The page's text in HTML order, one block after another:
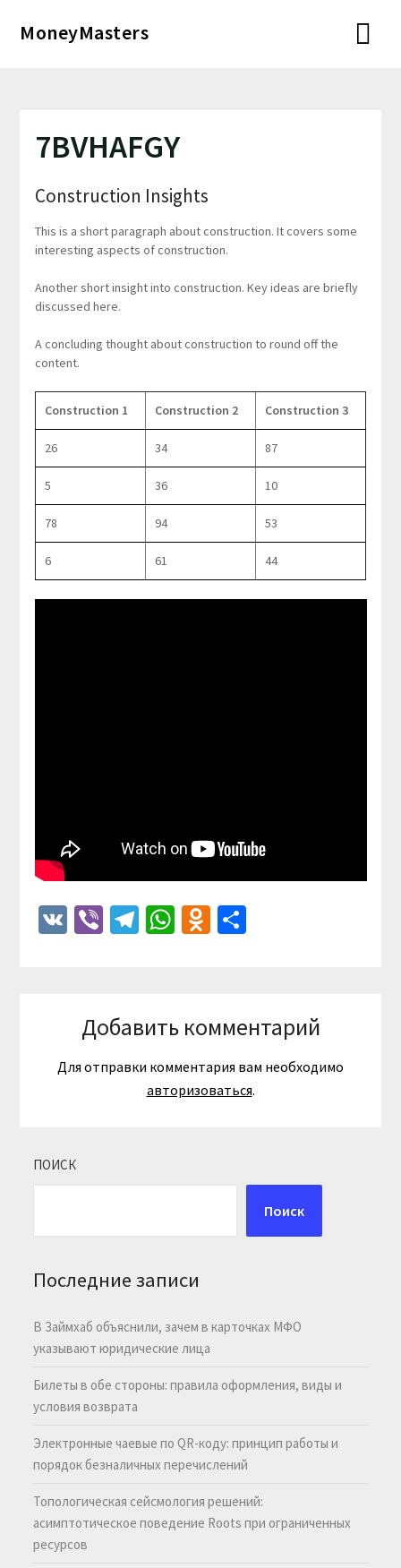
MoneyMasters
7BVHAFGY
Construction Insights
This is a short paragraph about construction. It covers some
interesting aspects of construction.
Another short insight into construction. Key ideas are briefly
discussed here.
A concluding thought about construction to round off the
content.
Construction 1 Construction 2 Construction 3
26 34 87
5 36 10
78 94 53
6 61 44
VKViberTelegram
WhatsApp
Odnoklassniki
Отправить
Добавить комментарий
Для отправки комментария вам необходимо
авторизоваться.
ПОИСК
Поиск
Последние записи
В Займхаб объяснили, зачем в карточках МФО
указывают юридические лица
Билеты в обе стороны: правила оформления, виды и
условия возврата
Электронные чаевые по QR-коду: принцип работы и
порядок безналичных перечислений
Топологическая сейсмология решений:
асимптотическое поведение Roots при ограниченных
ресурсов